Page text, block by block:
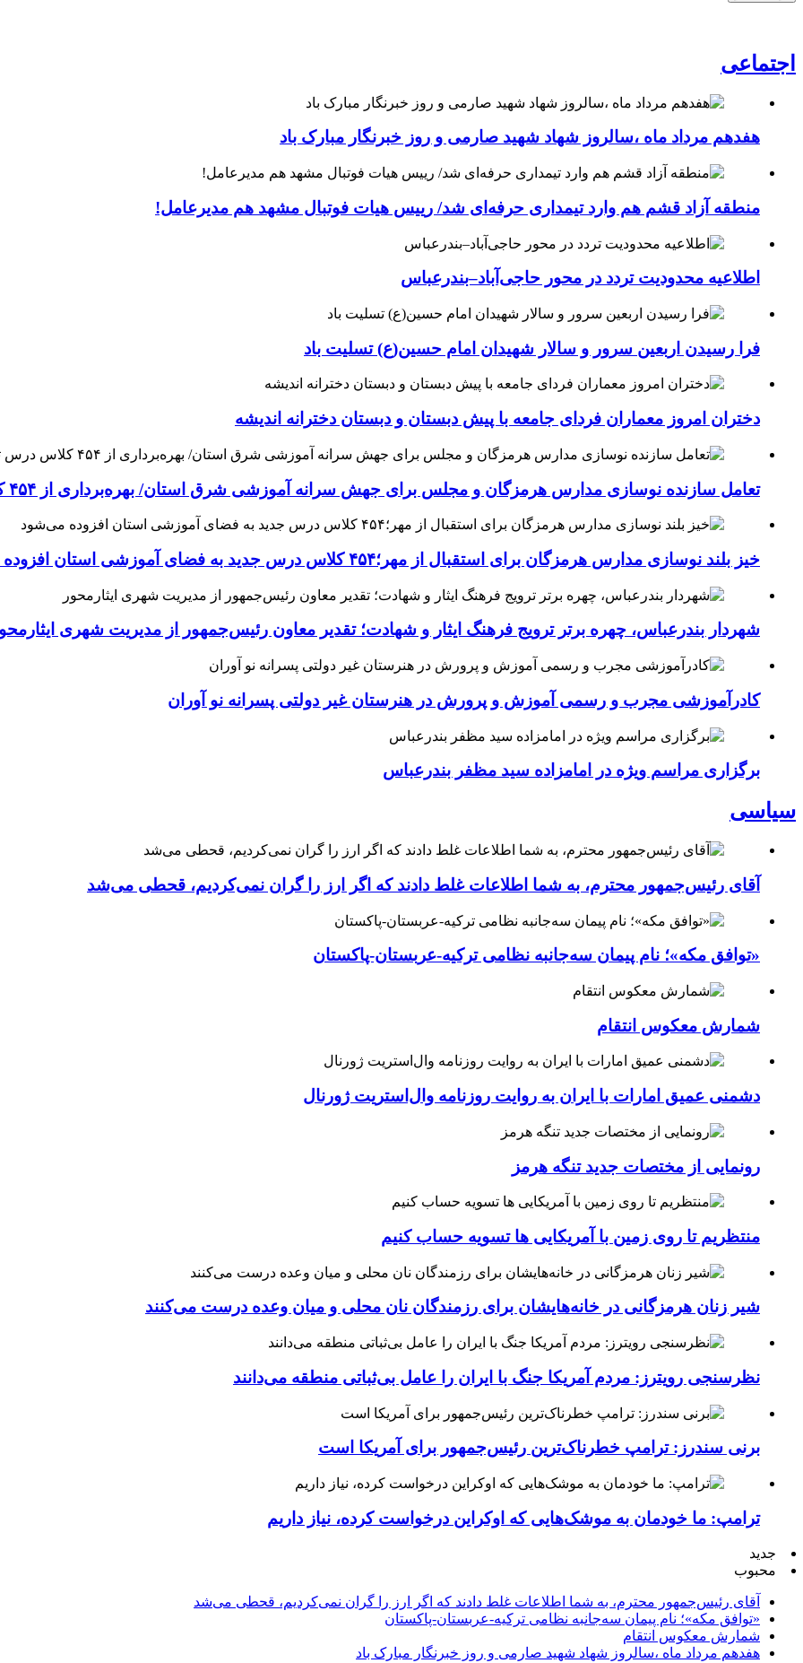
اجتماعی
هفدهم مرداد ماه ،سالروز شهاد شهید صارمی و روز خبرنگار مبارک باد
منطقه آزاد قشم هم وارد تیمداری حرفه‌ای شد/ رییس هیات فوتبال مشهد هم مدیرعامل!
اطلاعیه محدودیت تردد در محور حاجی‌آباد–بندرعباس
فرا رسیدن اربعین سرور و سالار شهیدان امام حسین(ع) تسلیت باد
دختران امروز معماران فردای جامعه با پیش دبستان و دبستان دخترانه اندیشه
تعامل سازنده نوسازی مدارس هرمزگان و مجلس برای جهش سرانه آموزشی شرق استان/ بهره‌برداری از ۴۵۴ کلاس درس تا مهرماه
خیز بلند نوسازی مدارس هرمزگان برای استقبال از مهر؛۴۵۴ کلاس درس جدید به فضای آموزشی استان افزوده می‌شود
شهردار بندرعباس، چهره برتر ترویج فرهنگ ایثار و شهادت؛ تقدیر معاون رئیس‌جمهور از مدیریت شهری
کادرآموزشی مجرب و رسمی آموزش و پرورش در هنرستان غیر دولتی پسرانه نو آوران
برگزاری مراسم ویژه در امامزاده سید مظفر بندرعباس
سیاسی
آقای رئیس‌جمهور محترم، به شما اطلاعات غلط دادند که اگر ارز را گران نمی‌کردیم، قحطی می‌شد
«توافق مکه»؛ نام پیمان سه‌جانبه نظامی ترکیه-عربستان-پاکستان
شمارش معکوس انتقام
دشمنی عمیق امارات با ایران به روایت روزنامه وال‌استریت ژورنال
رونمایی از مختصات جدید تنگه هرمز
منتظریم تا روی زمین با آمریکایی ها تسویه حساب کنیم
شیر زنان هرمزگانی در خانه‌هایشان برای رزمندگان نان محلی و میان وعده درست می‌کنند
نظرسنجی رویترز: مردم آمریکا جنگ با ایران را عامل بی‌ثباتی منطقه می‌دانند
برنی سندرز: ترامپ خطرناک‌ترین رئیس‌جمهور برای آمریکا است
ترامپ: ما خودمان به موشک‌هایی که اوکراین درخواست کرده، نیاز داریم
جدید
محبوب
آقای رئیس‌جمهور محترم، به شما اطلاعات غلط دادند که اگر ارز را گران نمی‌کردیم، قحطی می‌شد
«توافق مکه»؛ نام پیمان سه‌جانبه نظامی ترکیه-عربستان-پاکستان
شمارش معکوس انتقام
هفدهم مرداد ماه ،سالروز شهاد شهید صارمی و روز خبرنگار مبارک باد